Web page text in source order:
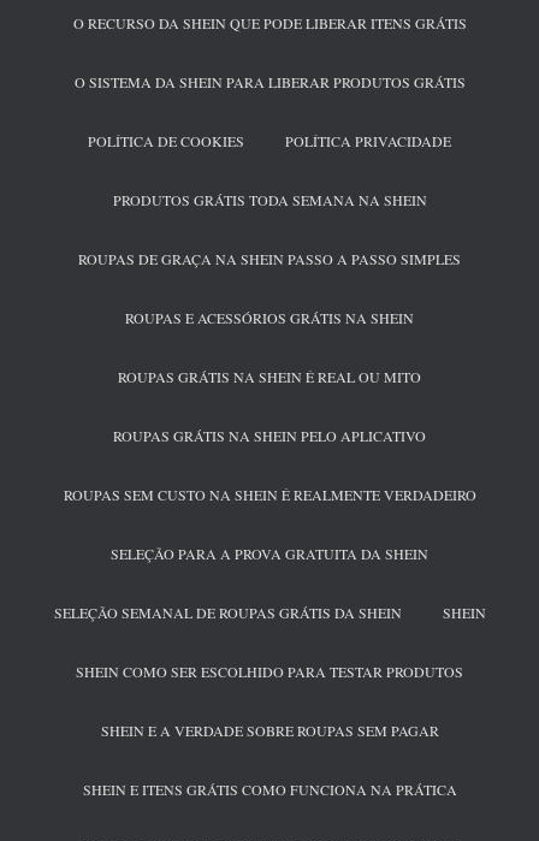
O RECURSO DA SHEIN QUE PODE LIBERAR ITENS GRÁTIS
O SISTEMA DA SHEIN PARA LIBERAR PRODUTOS GRÁTIS
POLÍTICA DE COOKIES POLÍTICA PRIVACIDADE
PRODUTOS GRÁTIS TODA SEMANA NA SHEIN
ROUPAS DE GRAÇA NA SHEIN PASSO A PASSO SIMPLES
ROUPAS E ACESSÓRIOS GRÁTIS NA SHEIN
ROUPAS GRÁTIS NA SHEIN É REAL OU MITO
ROUPAS GRÁTIS NA SHEIN PELO APLICATIVO
ROUPAS SEM CUSTO NA SHEIN É REALMENTE VERDADEIRO
SELEÇÃO PARA A PROVA GRATUITA DA SHEIN
SELEÇÃO SEMANAL DE ROUPAS GRÁTIS DA SHEIN SHEIN
SHEIN COMO SER ESCOLHIDO PARA TESTAR PRODUTOS
SHEIN E A VERDADE SOBRE ROUPAS SEM PAGAR
SHEIN E ITENS GRÁTIS COMO FUNCIONA NA PRÁTICA